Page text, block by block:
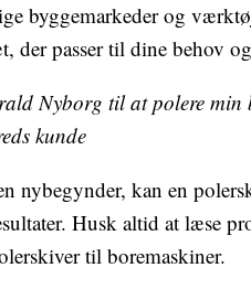
byggemarkeder og
passer til dine behov
Nyborg til at polere
kunde
nybegynder, kan en
Husk altid at læse
til boremaskiner.